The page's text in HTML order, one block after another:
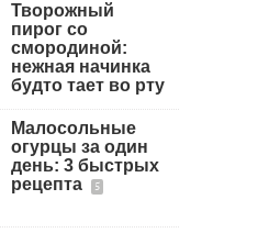
Творожный
пирог со
смородиной:
нежная начинка
будто тает во рту
Малосольные
огурцы за один
день: 3 быстрых
рецепта
5